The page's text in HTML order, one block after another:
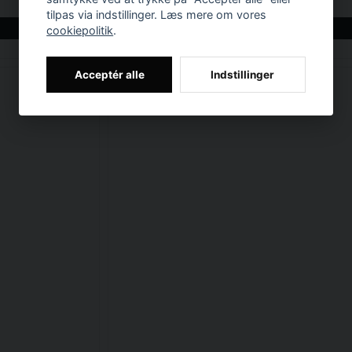
tilpas via indstillinger. Læs mere om vores
cookiepolitik.
Acceptér alle Indstillinger